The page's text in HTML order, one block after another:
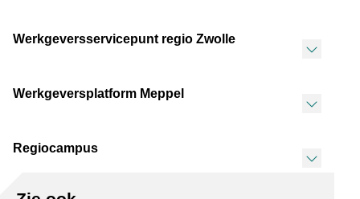
Werkgeversservicepunt regio Zwolle
Werkgeversplatform Meppel
Regiocampus